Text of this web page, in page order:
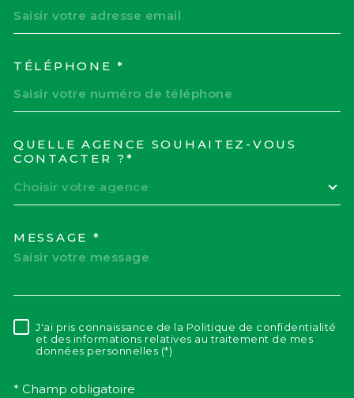
TÉLÉPHONE *
QUELLE AGENCE SOUHAITEZ-VOUS
CONTACTER ?*
Choisir votre agence
MESSAGE *
RÈGLEMENTATION
J'ai pris connaissance de la Politique de confidentialité
et des informations relatives au traitement de mes
données personnelles (*)
* Champ obligatoire